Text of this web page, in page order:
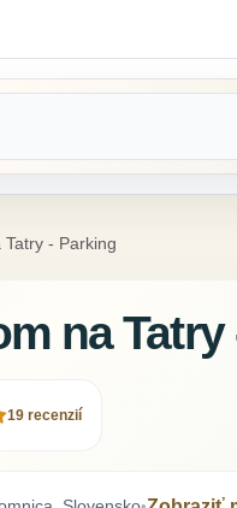
- Parking
na Tatry
19 recenzií